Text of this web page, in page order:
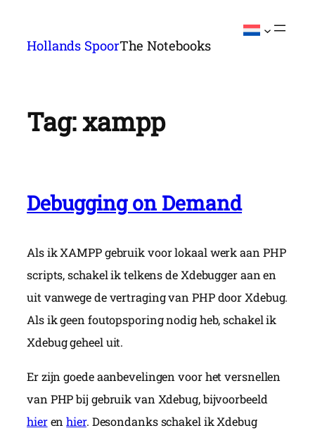
naarHollands SpoorThe Notebooks
Tag:xampp
Debugging on Demand
Als ik XAMPP gebruik voor lokaal werk aan PHP
scripts, schakel ik telkens de Xdebugger aan en
uit vanwege de vertraging van PHP door Xdebug.
Als ik geen foutopsporing nodig heb, schakel ik
Xdebug geheel uit.
Er zijn goede aanbevelingen voor het versnellen
van PHP bij gebruik van Xdebug, bijvoorbeeld
hierenhier. Desondanks schakel ik Xdebug